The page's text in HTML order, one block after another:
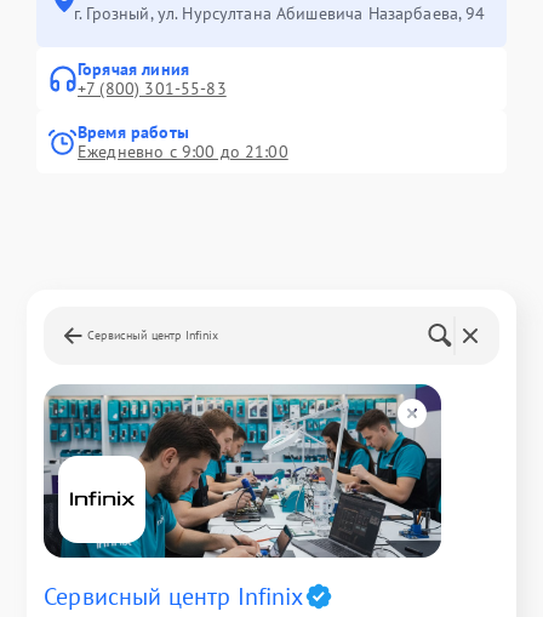
г. Грозный, ул. Нурсултана Абишевича Назарбаева, 94
Горячая линия
+7 (800) 301-55-83
Время работы
Ежедневно с 9:00 до 21:00
Сервисный центр Infinix
Сервисный центр Infinix